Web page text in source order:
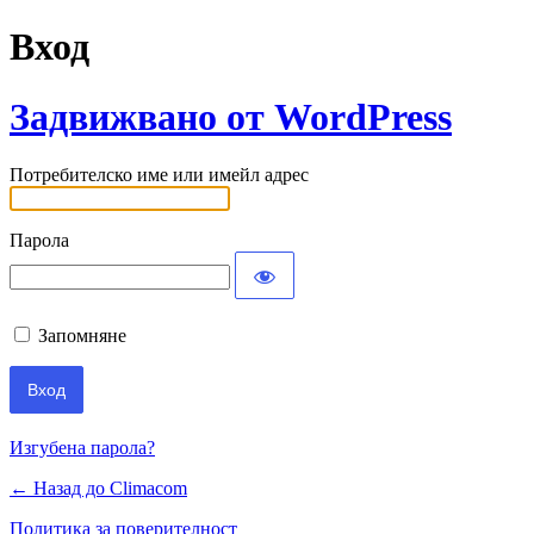
Вход
Задвижвано от WordPress
Потребителско име или имейл адрес
Парола
Запомняне
Изгубена парола?
← Назад до Climacom
Политика за поверителност